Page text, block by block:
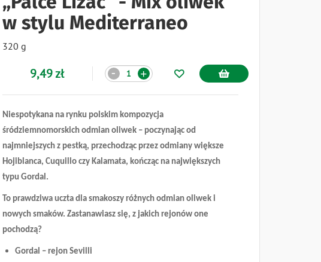
w stylu Mediterraneo
320 g
9,49 zł Ilość +
-
Niespotykana na rynku polskim kompozycja
śródziemnomorskich odmian oliwek – poczynając od
najmniejszych z pestką, przechodząc przez odmiany większe
Hojiblanca, Cuquillo czy Kalamata, kończąc na największych
typu Gordal.
To prawdziwa uczta dla smakoszy różnych odmian oliwek i
nowych smaków. Zastanawiasz się, z jakich rejonów one
pochodzą?
Gordal – rejon Sevilli